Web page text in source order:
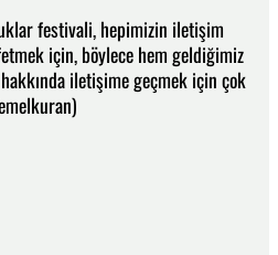
festivali, hepimizin iletişim
için, böylece hem geldiğimiz
iletişime geçmek için çok